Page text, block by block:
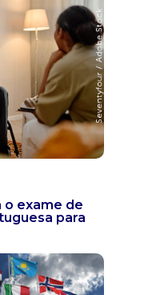
o exame de
para